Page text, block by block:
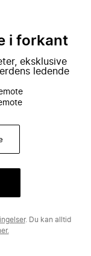
i forkant
eksklusive
ledende
. Du kan alltid